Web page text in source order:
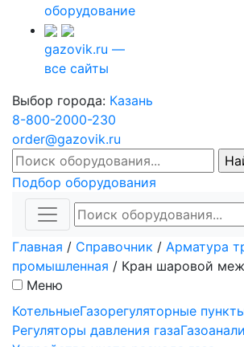
оборудование
gazovik.ru —
все сайты
Выбор города: Казань
8-800-2000-230
order@gazovik.ru
Подбор оборудования
Главная / Справочник / Арматура
промышленная / Кран шаровой
Меню
КотельныеГазорегуляторные
Регуляторы давления газа